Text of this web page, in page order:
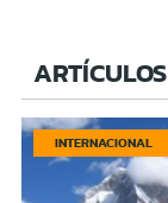
INTERNACIONAL